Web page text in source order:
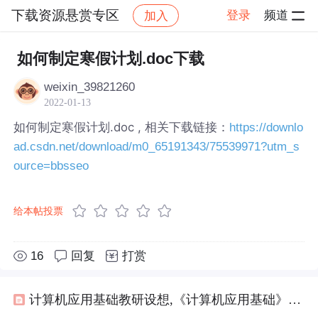
下载资源悬赏专区 加入 登录 频道
社区 下载资源悬赏专区 帖子详情
如何制定寒假计划.doc下载
weixin_39821260
2022-01-13
如何制定寒假计划.doc , 相关下载链接： https://downlo
ad.csdn.net/download/m0_65191343/75539971?utm_s
ource=bbsseo
给本帖投票
16 回复 打赏
计算机应用基础教研设想,《计算机应用基础》集体备课方案.